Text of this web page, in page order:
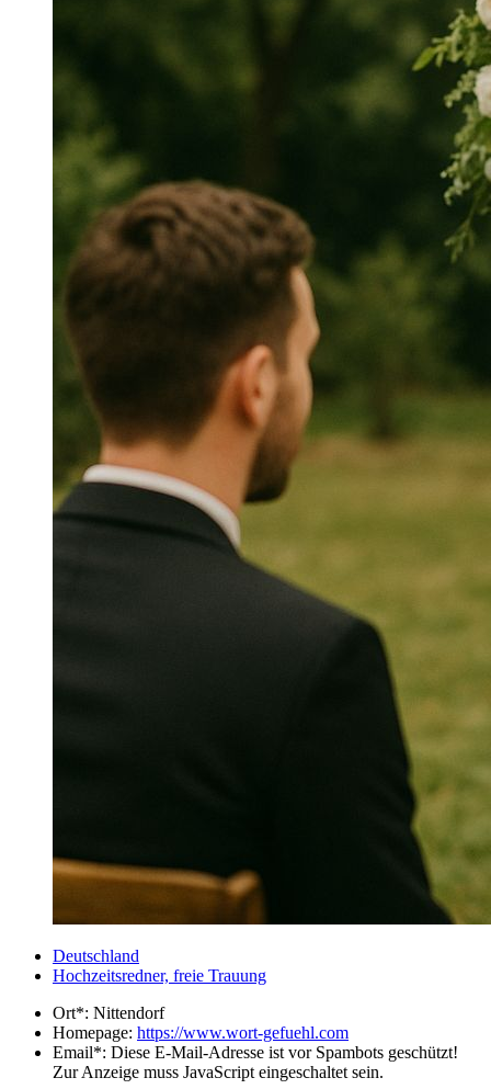
Deutschland
Hochzeitsredner, freie Trauung
Ort*: Nittendorf
Homepage: https://www.wort-gefuehl.com
Email*: Diese E-Mail-Adresse ist vor Spambots geschützt!
Zur Anzeige muss JavaScript eingeschaltet sein.